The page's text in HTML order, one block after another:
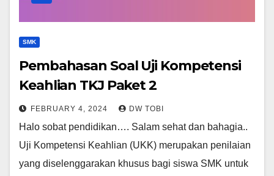
SMK
Pembahasan Soal Uji Kompetensi
Keahlian TKJ Paket 2
FEBRUARY 4, 2024 DW TOBI
Halo sobat pendidikan…. Salam sehat dan bahagia..
Uji Kompetensi Keahlian (UKK) merupakan penilaian
yang diselenggarakan khusus bagi siswa SMK untuk